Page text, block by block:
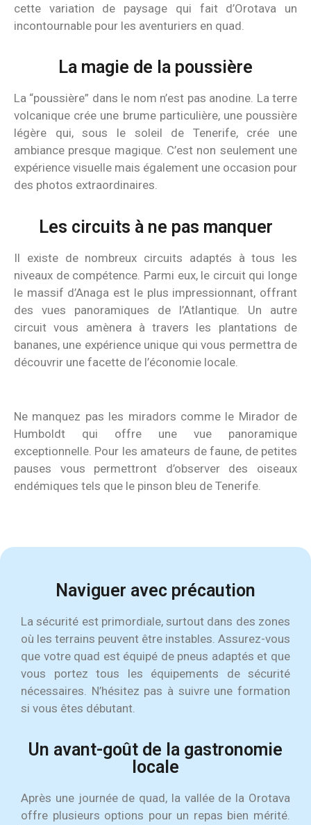
cette variation de paysage qui fait d’Orotava un
incontournable pour les aventuriers en quad.
La magie de la poussière
La “poussière” dans le nom n’est pas anodine. La terre
volcanique crée une brume particulière, une poussière
légère qui, sous le soleil de Tenerife, crée une
ambiance presque magique. C’est non seulement une
expérience visuelle mais également une occasion pour
des photos extraordinaires.
Les circuits à ne pas manquer
Il existe de nombreux circuits adaptés à tous les
niveaux de compétence. Parmi eux, le circuit qui longe
le massif d’Anaga est le plus impressionnant, offrant
des vues panoramiques de l’Atlantique. Un autre
circuit vous amènera à travers les plantations de
bananes, une expérience unique qui vous permettra de
découvrir une facette de l’économie locale.
Ne manquez pas les miradors comme le Mirador de
Humboldt qui offre une vue panoramique
exceptionnelle. Pour les amateurs de faune, de petites
pauses vous permettront d’observer des oiseaux
endémiques tels que le pinson bleu de Tenerife.
Naviguer avec précaution
La sécurité est primordiale, surtout dans des zones
où les terrains peuvent être instables. Assurez-vous
que votre quad est équipé de pneus adaptés et que
vous portez tous les équipements de sécurité
nécessaires. N’hésitez pas à suivre une formation
si vous êtes débutant.
Un avant-goût de la gastronomie
locale
Après une journée de quad, la vallée de la Orotava
offre plusieurs options pour un repas bien mérité.